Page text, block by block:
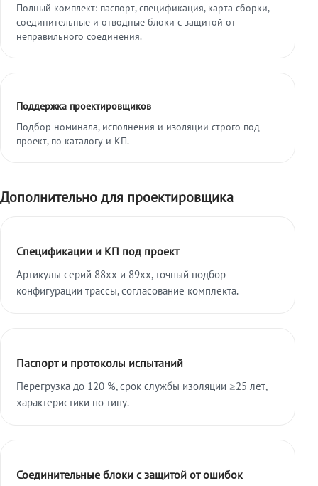
Полный комплект: паспорт, спецификация, карта сборки,
соединительные и отводные блоки с защитой от
неправильного соединения.
Поддержка проектировщиков
Подбор номинала, исполнения и изоляции строго под
проект, по каталогу и КП.
Дополнительно для проектировщика
Спецификации и КП под проект
Артикулы серий 88xx и 89xx, точный подбор
конфигурации трассы, согласование комплекта.
Паспорт и протоколы испытаний
Перегрузка до 120 %, срок службы изоляции ≥25 лет,
характеристики по типу.
Соединительные блоки с защитой от ошибок